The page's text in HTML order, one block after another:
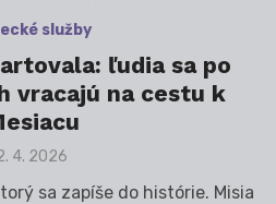
služby
ľudia sa po
vracajú na cestu k
4. 2026
sa zapíše do histórie. Misia